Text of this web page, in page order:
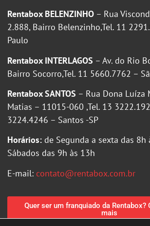
Rentabox BELENZINHO – Rua
2.888, Bairro Belenzinho,Tel. 11
Paulo
Rentabox INTERLAGOS – Av. do Rio
Bairro Socorro,Tel. 11 5660.7762 –
Rentabox SANTOS – Rua Dona Luíza
Matias – 11015-060 ,Tel. 13
3224.4246 – Santos -SP
Horários: de Segunda a sexta das 8h
Sábados das 9h às 13h
E-mail: contato@rentabox.com.br
Quer ser um franquiado da Rentabox?
mais